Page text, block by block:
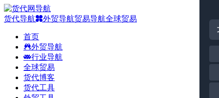
货代导航 外贸导航贸易导航全球贸易
首页
外贸导航
行业导航
全球贸易
货代博客
货代工具